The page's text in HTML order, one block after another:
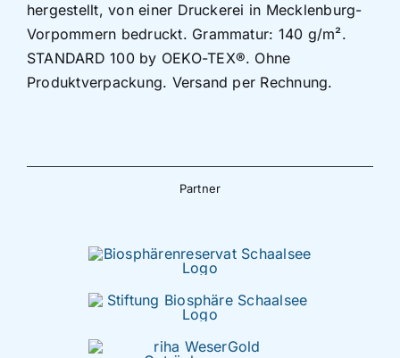
Shop
hergestellt, von einer Druckerei in Mecklenburg-
Vorpommern bedruckt. Grammatur: 140 g/m².
STANDARD 100 by OEKO-TEX®. Ohne
Produktverpackung. Versand per Rechnung.
Partner